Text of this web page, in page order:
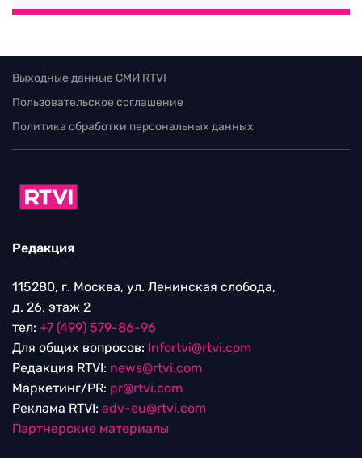
Выходные данные СМИ RTVI
Пользовательское соглашение
Политика обработки персональных данных
Редакция
115280, г. Москва, ул. Ленинская слобода,
д. 26, этаж 2
тел: +7 (499) 579-86-96
Для общих вопросов: Infortvi@rtvi.com
Редакция RTVI: news@rtvi.com
Маркетинг/PR: pr@rtvi.com
Реклама RTVI: adv-eu@rtvi.com
Партнерские материалы